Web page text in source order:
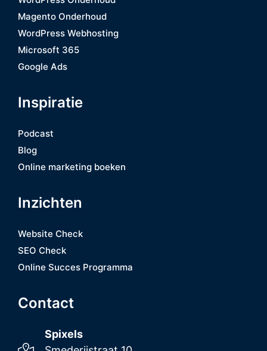
Magento Onderhoud
WordPress Webhosting
Microsoft 365
Google Ads
Inspiratie
Podcast
Blog
Online marketing boeken
Inzichten
Website Check
SEO Check
Online Succes Programma
Contact
Spixels